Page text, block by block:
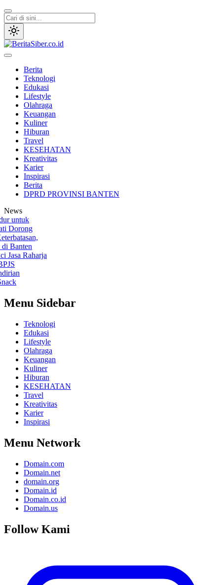
Lewati
ke
konten
Berita
Teknologi
Edukasi
Lifestyle
Olahraga
Keuangan
Kuliner
Hiburan
Travel
KESEHATAN
Kreativitas
Karier
Inspirasi
Berita
DPRD PROVINSI BANTEN
News
Raharja
Menu Sidebar
Teknologi
Edukasi
Lifestyle
Olahraga
Keuangan
Kuliner
Hiburan
KESEHATAN
Travel
Kreativitas
Karier
Inspirasi
Menu Network
Domain.com
Domain.net
domain.org
Domain.id
Domain.co.id
Domain.us
Follow Kami